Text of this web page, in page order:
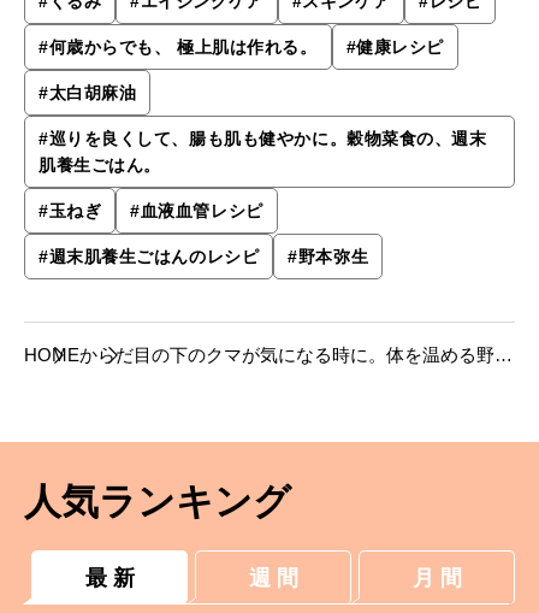
#何歳からでも、 極上肌は作れる。 #健康レシピ
#太白胡麻油
#巡りを良くして、腸も肌も健やかに。穀物菜食の、週末
肌養生ごはん。
#玉ねぎ #血液血管レシピ
#週末肌養生ごはんのレシピ #野本弥生
HOMEからだ目の下のクマが気になる時に。体を温める野菜
人気ランキング
最 新 週 間 月 間